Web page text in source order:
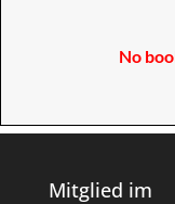
No
Mitglied im